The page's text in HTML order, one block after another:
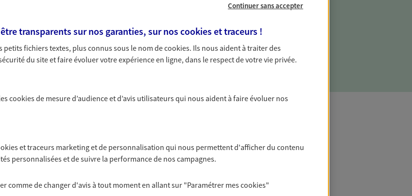
Une analyse
cohérents avec vos
Nous sommes à votre écoute pour vous proposer des
activité, mais aussi les risques liés à votre vie privée. Un seul
interlocuteur pour tous vos besoins, ça change tout.
AXA Épargne et Protection
PARTICULIERS PROFESSIONNELS
Continuer sans accepter
transparents sur nos garanties, sur noscookies et traceurs !
petits fichiers textes, plus connus sous le nom decookies. Ils nous aident à traiter des
du site et faire évoluer votre expérience en ligne, dans le respect de votre vie privée.
cookiesde mesure d’audience et d’avis utilisateurs qui nous aident à faire évoluer nos
et traceurs marketing et de personnalisation qui nous permettent d'afficher du contenu
personnalisées et de suivre la performance de nos campagnes.
comme de changer d'avis à tout moment en allant sur"Paramétrer mescookies"